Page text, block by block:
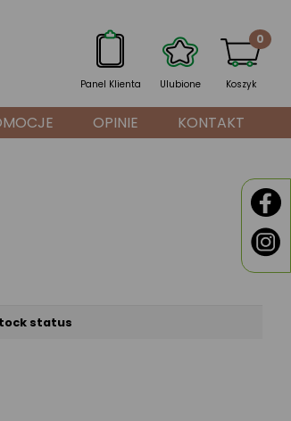
Panel Klienta Ulubione Koszyk
0
OPINIE KONTAKT
status